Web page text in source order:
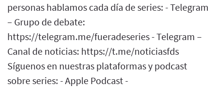
personas hablamos cada día de series: - Telegram
– Grupo de debate:
https://telegram.me/fueradeseries - Telegram –
Canal de noticias: https://t.me/noticiasfds
Síguenos en nuestras plataformas y podcast
sobre series: - Apple Podcast -